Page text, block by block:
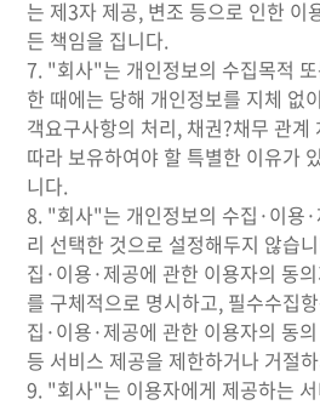
는 제3자 제공, 변조 등으로 인한 이
든 책임을 집니다.
7. "회사"는 개인정보의 수집목적
한 때에는 당해 개인정보를 지체 없
객요구사항의 처리, 채권?채무 관계
따라 보유하여야 할 특별한 이유가
니다.
8. "회사"는 개인정보의 수집·이용
리 선택한 것으로 설정해두지 않습
집·이용·제공에 관한 이용자의 동
를 구체적으로 명시하고, 필수수집
집·이용·제공에 관한 이용자의 동
등 서비스 제공을 제한하거나 거절
9. "회사"는 이용자에게 제공하는